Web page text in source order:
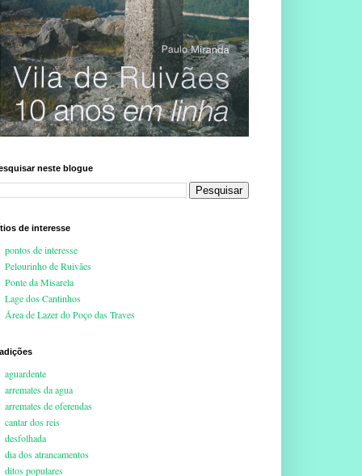
neste blogue
de interesse
pontos de interesse
Pelourinho de Ruivães
Ponte da Misarela
Lage dos Cantinhos
Área de Lazer do Poço das Traves
aguardente
arremates da agua
arremates de oferendas
cantar dos reis
desfolhada
dia dos atrancamentos
ditos populares